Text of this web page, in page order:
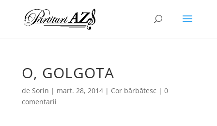
O, GOLGOTA
de Sorin | mart. 28, 2014| Cor bărbătesc | 0
comentarii